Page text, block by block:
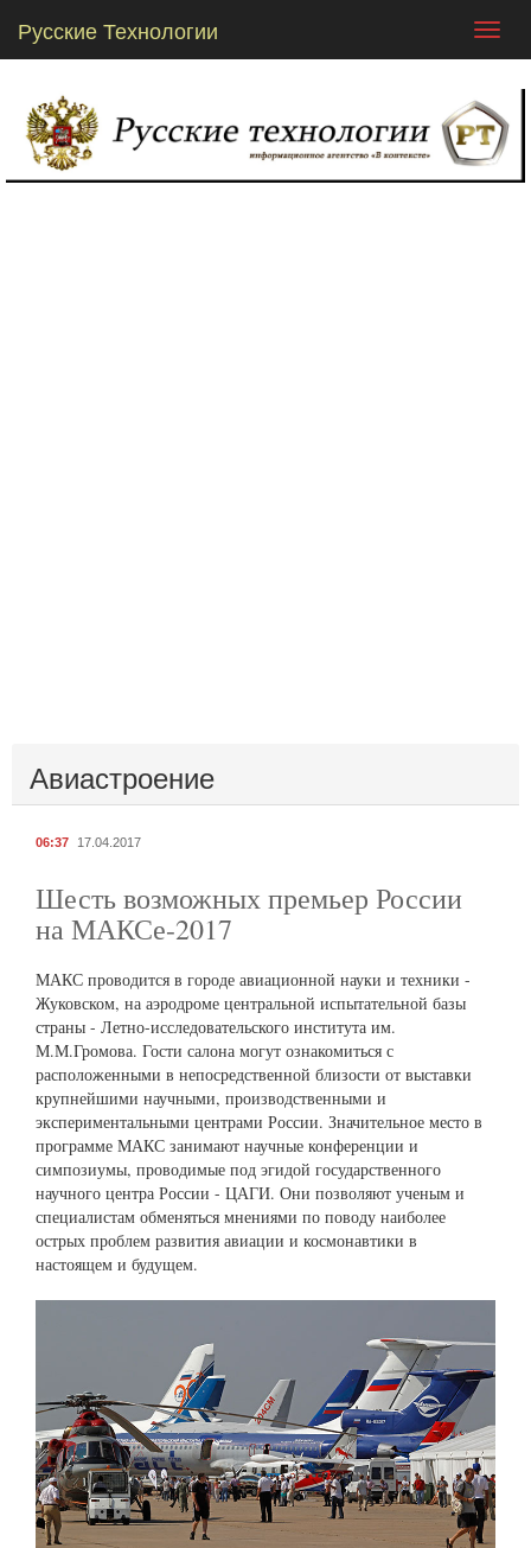
Русские Технологии
Авиастроение
06:37 17.04.2017
Шесть возможных премьер России
на МАКСе-2017
МАКС проводится в городе авиационной науки и техники -
Жуковском, на аэродроме центральной испытательной базы
страны - Летно-исследовательского института им.
М.М.Громова. Гости салона могут ознакомиться с
расположенными в непосредственной близости от выставки
крупнейшими научными, производственными и
экспериментальными центрами России. Значительное место в
программе МАКС занимают научные конференции и
симпозиумы, проводимые под эгидой государственного
научного центра России - ЦАГИ. Они позволяют ученым и
специалистам обменяться мнениями по поводу наиболее
острых проблем развития авиации и космонавтики в
настоящем и будущем.